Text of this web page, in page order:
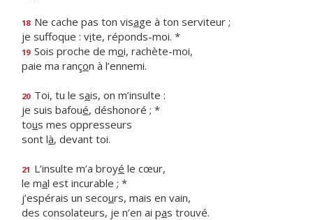
18 Ne cache pas ton visage à ton serviteur ;
je suffoque : vite, réponds-moi. *
19 Sois proche de moi, rachète-moi,
paie ma rançon à l’ennemi.
20 Toi, tu le sais, on m’insulte :
je suis bafoué, déshonoré ; *
tous mes oppresseurs
sont là, devant toi.
21 L’insulte m’a broyé le cœur,
le mal est incurable ; *
j’espérais un secours, mais en vain,
des consolateurs, je n’en ai pas trouvé.